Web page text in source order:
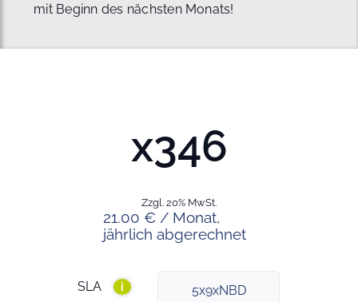
mit Beginn des nächsten Monats!
x346
21.00 € / Monat,
jährlich abgerechnet
Zzgl. 20% MwSt.
SLA i 5x9xNBD